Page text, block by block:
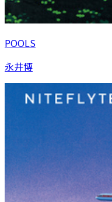
POOLS
永井博